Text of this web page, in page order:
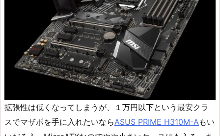
拡張性は低くなってしまうが、１万円以下という最安クラ
スでマザボを手に入れたいならASUS PRIME H310M-Aもい